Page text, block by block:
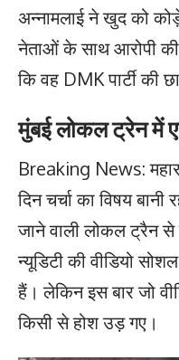
अन्नामलाई ने खुद को
नेताओं के साथ आरोपी की
कि वह DMK पार्टी की
मुंबई लोकल ट्रेन में
Breaking News:
दिन चर्चा का विषय
जाने वाली लोकल ट्रैन
न्यूडिटी की वीडियो
हैं। लेकिन इस बार जो
किसी से होश उड़ गए।